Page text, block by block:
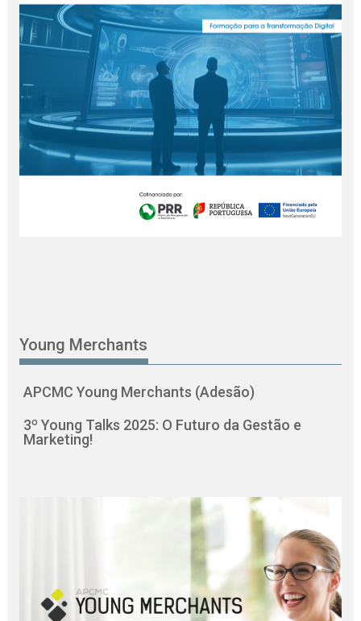
Young Merchants
APCMC Young Merchants (Adesão)
3º Young Talks 2025: O Futuro da Gestão e
Marketing!